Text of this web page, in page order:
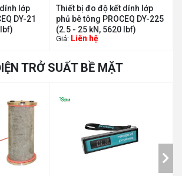
lớp
DY-21
Thiết bị đo độ kết dính lớp
phủ bê tông PROCEQ DY-225
(2.5 - 25 kN, 5620 lbf)
Giá: Liên hệ
TRỞ SUẤT BỀ MẶT